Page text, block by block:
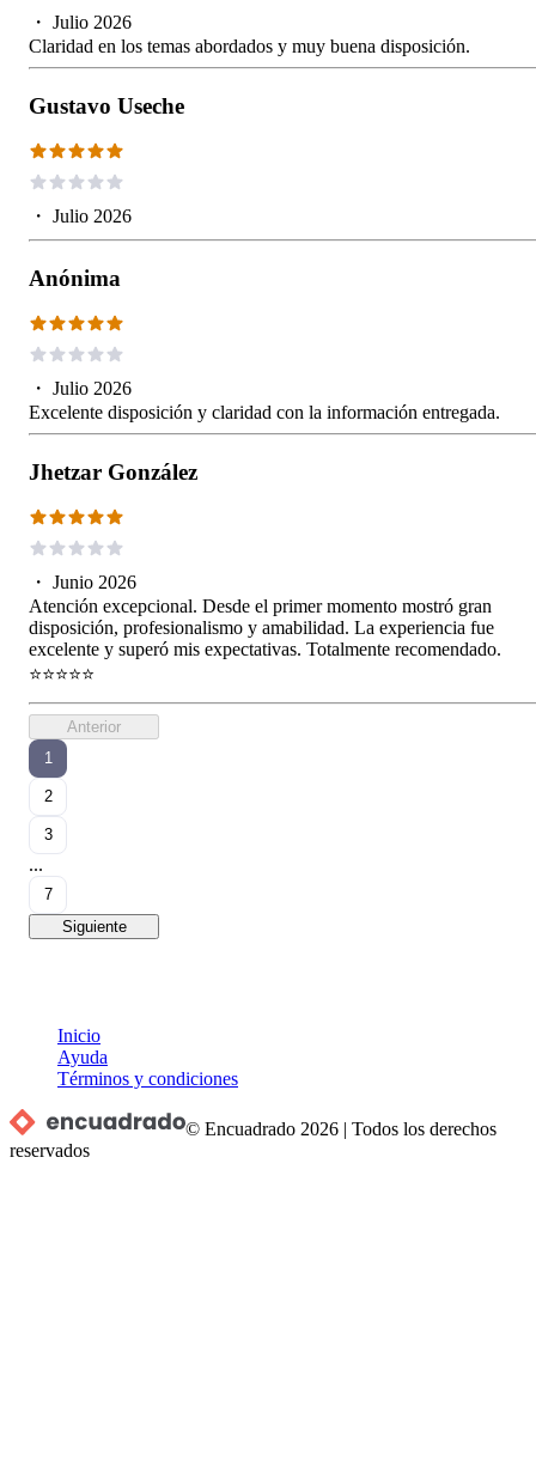
・ Julio 2026
Claridad en los temas abordados y muy buena disposición.
Gustavo Useche
・ Julio 2026
Anónima
・ Julio 2026
Excelente disposición y claridad con la información entregada.
Jhetzar González
・ Junio 2026
Atención excepcional. Desde el primer momento mostró gran
disposición, profesionalismo y amabilidad. La experiencia fue
excelente y superó mis expectativas. Totalmente recomendado.
⭐⭐⭐⭐⭐
Anterior
1
2
3
...
7
Siguiente
Inicio
Ayuda
Términos y condiciones
© Encuadrado 2026 |Todos los derechos
reservados